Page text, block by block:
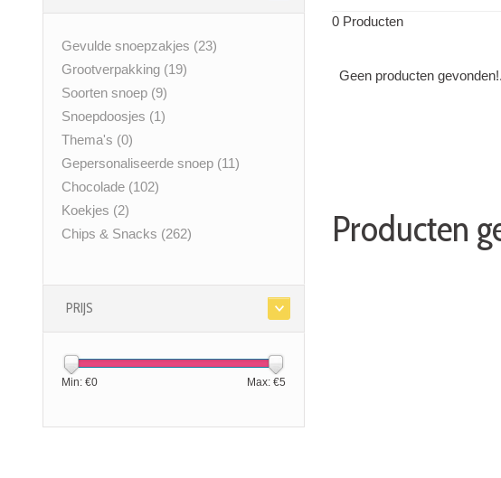
Gevulde snoepzakjes (23)
Grootverpakking (19)
Soorten snoep (9)
Snoepdoosjes (1)
Thema's (0)
Gepersonaliseerde snoep (11)
Chocolade (102)
Koekjes (2)
Chips & Snacks (262)
PRIJS
Min: €0 Max: €5
0 Producten
Geen producten
Producten